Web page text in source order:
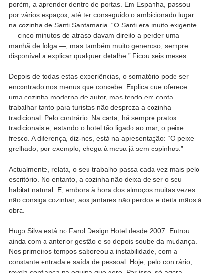
porém, a aprender dentro de portas. Em Espanha, passou
por vários espaços, até ter conseguido o ambicionado lugar
na cozinha de Santi Santamaria. “O Santi era muito exigente
— cinco minutos de atraso davam direito a perder uma
manhã de folga —, mas também muito generoso, sempre
disponível a explicar qualquer detalhe.” Ficou seis meses.
Depois de todas estas experiências, o somatório pode ser
encontrado nos menus que concebe. Explica que oferece
uma cozinha moderna de autor, mas tendo em conta
trabalhar tanto para turistas não despreza a cozinha
tradicional. Pelo contrário. Na carta, há sempre pratos
tradicionais e, estando o hotel tão ligado ao mar, o peixe
fresco. A diferença, diz-nos, está na apresentação: “O peixe
grelhado, por exemplo, chega à mesa já sem espinhas.”
Actualmente, relata, o seu trabalho passa cada vez mais pelo
escritório. No entanto, a cozinha não deixa de ser o seu
habitat natural. E, embora à hora dos almoços muitas vezes
não consiga cozinhar, aos jantares não perdoa e deita mãos à
obra.
Hugo Silva está no Farol Design Hotel desde 2007. Entrou
ainda com a anterior gestão e só depois soube da mudança.
Nos primeiros tempos saboreou a instabilidade, com a
constante entrada e saída de pessoal. Hoje, pelo contrário,